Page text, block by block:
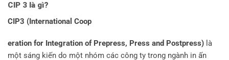
CIP 3 là gì?
CIP3 (International Coop
eration for Integration of Prepress, Press and Postpress) là
một sáng kiến do một nhóm các công ty trong ngành in ấn